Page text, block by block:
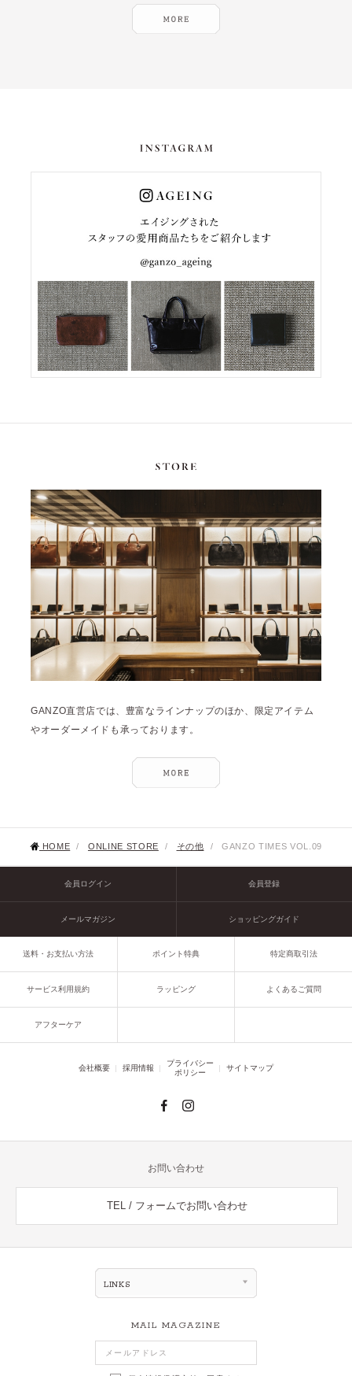
GANZO直営店では、豊富なラインナップのほか、限定アイテム
やオーダーメイドも承っております。
HOME / ONLINE STORE / その他 / GANZO TIMES VOL.09
会員ログイン 会員登録
メールマガジン ショッピングガイド
送料・お支払い方法 ポイント特典 特定商取引法
サービス利用規約 ラッピング よくあるご質問
アフターケア
会社概要 採用情報
プライバシー
ポリシー
サイトマップ
お問い合わせ
TEL / フォームでお問い合わせ
LINKS
MAIL MAGAZINE